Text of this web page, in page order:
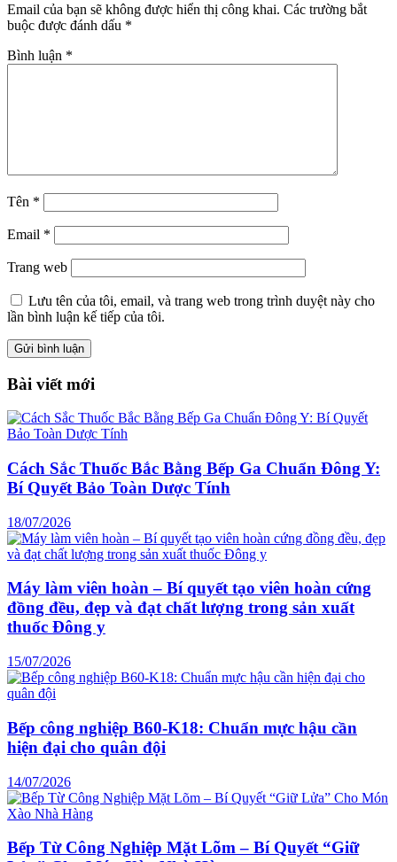
Email của bạn sẽ không được hiển thị công khai. Các trường bắt
buộc được đánh dấu *
Bình luận *
Tên *
Email *
Trang web
Lưu tên của tôi, email, và trang web trong trình duyệt này cho
lần bình luận kế tiếp của tôi.
Bài viết mới
Cách Sắc Thuốc Bắc Bằng Bếp Ga Chuẩn Đông Y:
Bí Quyết Bảo Toàn Dược Tính
18/07/2026
Máy làm viên hoàn – Bí quyết tạo viên hoàn cứng
đồng đều, đẹp và đạt chất lượng trong sản xuất
thuốc Đông y
15/07/2026
Bếp công nghiệp B60-K18: Chuẩn mực hậu cần
hiện đại cho quân đội
14/07/2026
Bếp Từ Công Nghiệp Mặt Lõm – Bí Quyết “Giữ